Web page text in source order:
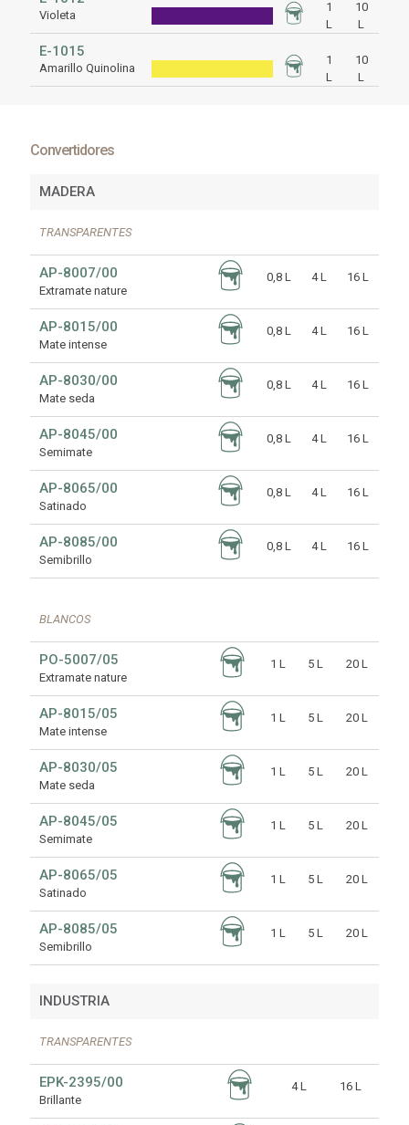
Violeta
1
L
10
L
E-1015
Amarillo Quinolina
1
L
10
L
Convertidores
MADERA
TRANSPARENTES
AP-8007/00
Extramate nature
0,8 L 4 L 16 L
AP-8015/00
Mate intense
0,8 L 4 L 16 L
AP-8030/00
Mate seda
0,8 L 4 L 16 L
AP-8045/00
Semimate
0,8 L 4 L 16 L
AP-8065/00
Satinado
0,8 L 4 L 16 L
AP-8085/00
Semibrillo
0,8 L 4 L 16 L
BLANCOS
PO-5007/05
Extramate nature
1 L 5 L 20 L
AP-8015/05
Mate intense
1 L 5 L 20 L
AP-8030/05
Mate seda
1 L 5 L 20 L
AP-8045/05
Semimate
1 L 5 L 20 L
AP-8065/05
Satinado
1 L 5 L 20 L
AP-8085/05
Semibrillo
1 L 5 L 20 L
INDUSTRIA
TRANSPARENTES
EPK-2395/00
Brillante
4 L 16 L